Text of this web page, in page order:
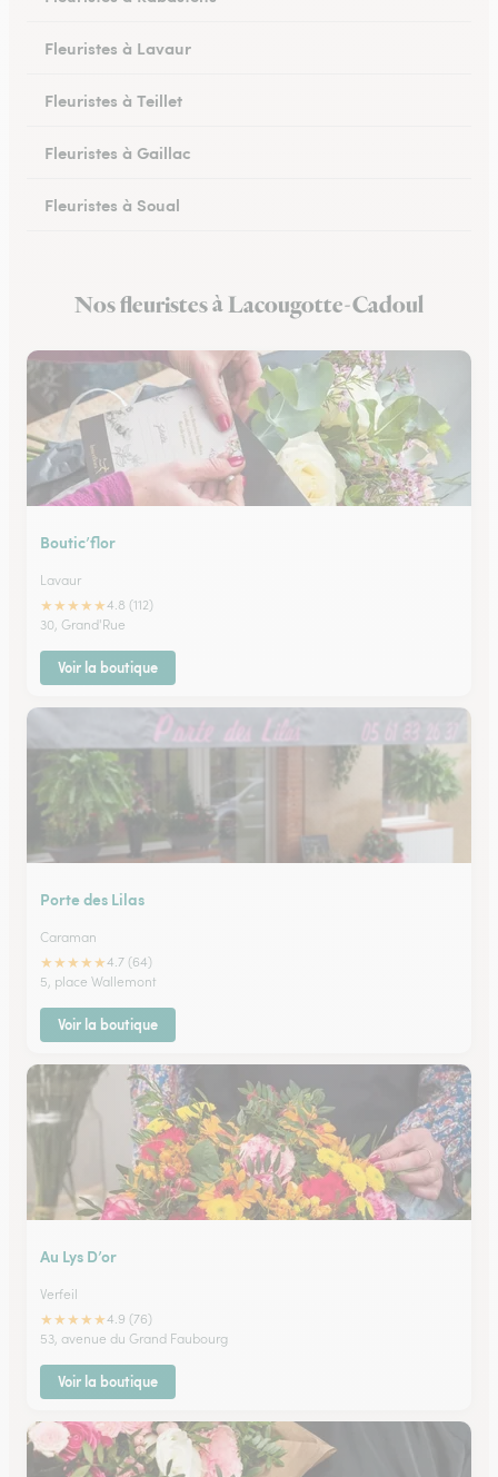
Fleuristes à Lavaur
Fleuristes à Teillet
Fleuristes à Gaillac
Fleuristes à Soual
Fleuristes à Murat-sur-Vèbre
Nos fleuristes à Lacougotte-Cadoul
Boutic’flor
Lavaur
★★★★★4.8 (112)
30, Grand'Rue
Voir la boutique
Porte des Lilas
Caraman
★★★★★4.7 (64)
5, place Wallemont
Voir la boutique
Au Lys D’or
Verfeil
★★★★★4.9 (76)
53, avenue du Grand Faubourg
Voir la boutique